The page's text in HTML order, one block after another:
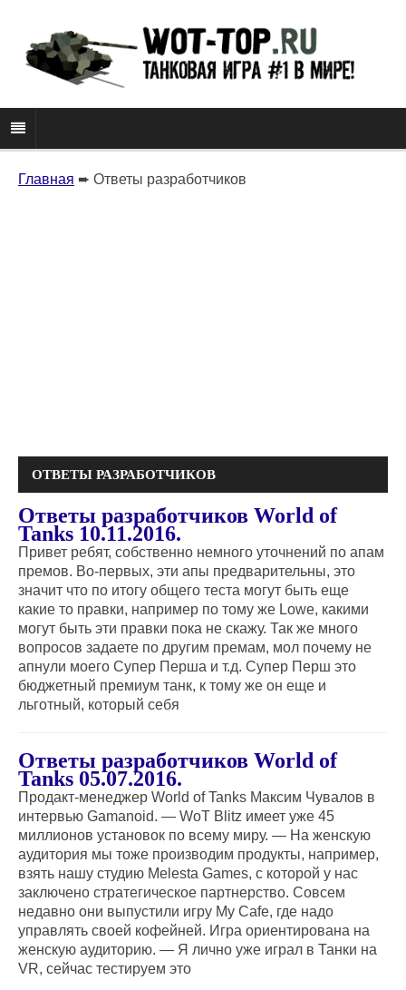
Главная ➨ Ответы разработчиков
ОТВЕТЫ РАЗРАБОТЧИКОВ
Ответы разработчиков World of
Tanks 10.11.2016.
Привет ребят, собственно немного уточнений по апам
премов. Во-первых, эти апы предварительны, это
значит что по итогу общего теста могут быть еще
какие то правки, например по тому же Lowe, какими
могут быть эти правки пока не скажу. Так же много
вопросов задаете по другим премам, мол почему не
апнули моего Супер Перша и т.д. Супер Перш это
бюджетный премиум танк, к тому же он еще и
льготный, который себя
Ответы разработчиков World of
Tanks 05.07.2016.
Продакт-менеджер World of Tanks Максим Чувалов в
интервью Gamanoid. — WoT Blitz имеет уже 45
миллионов установок по всему миру. — На женскую
аудитория мы тоже производим продукты, например,
взять нашу студию Melesta Games, с которой у нас
заключено стратегическое партнерство. Совсем
недавно они выпустили игру My Cafe, где надо
управлять своей кофейней. Игра ориентирована на
женскую аудиторию. — Я лично уже играл в Танки на
VR, сейчас тестируем это